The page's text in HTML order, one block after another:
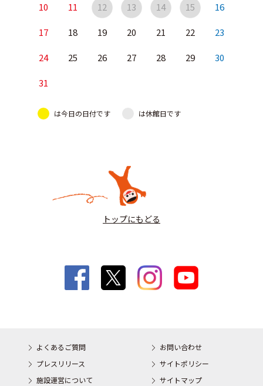
10 11 12 13 14 15 16
17 18 19 20 21 22 23
24 25 26 27 28 29 30
31
は今日の日付です は休館日です
トップにもどる
よくあるご質問
お問い合わせ
プレスリリース
サイトポリシー
施設運営について
サイトマップ